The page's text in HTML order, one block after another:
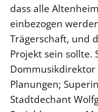
dass alle
einbezogen
Trägerschaft, und
Projekt sein sollte.
Dommusikdirektor
Planungen;
Stadtdechant
Jahresgespräche
Kantine Speiseplan
Kirchliches
Kirchliche
Klimaschutzgesetz
Kunstreferat